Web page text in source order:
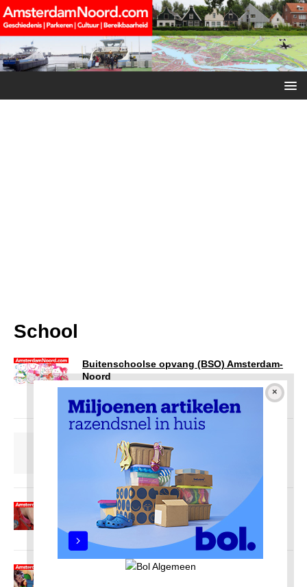
School
Buitenschoolse opvang (BSO) Amsterdam-
Noord
Redactie AmsterdamNoord com
Middelbare school Amsterdam-Noord
2 juli 2020 Redactie AmsterdamNoord com
Speciaal onderwijs Amsterdam-Noord
2 juli 2020 Redactie AmsterdamNoord com
Basisschool Amsterdam-Noord